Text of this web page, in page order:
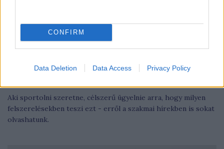
CONFIRM
Data Deletion Data Access Privacy Policy
Aki sportolni szeretne, célszerű ügyelnie arra, hogy milyen
felszerelésekben teszi ezt - erről a szakmai hírekben is sokat
olvashatunk.